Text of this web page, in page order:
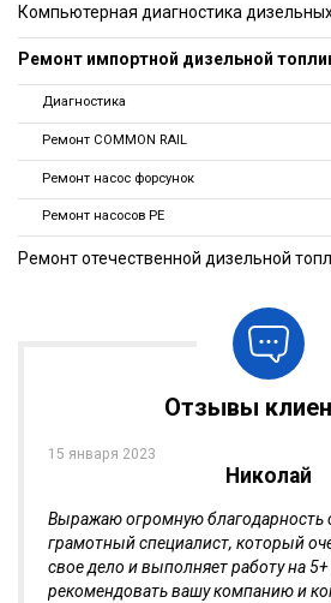
Консультация
Контакты
Воронежская обл.,
ул. Ростовская д. 2Б
+7 (473) 200-05-43
Компьютерная диагностика
Ремонт импортной дизельной
Диагностика
Ремонт COMMON RAIL
Ремонт насос форсунок
Ремонт насосов PE
Ремонт отечественной дизельной
Отзывы
15 января 2023
Николай
Выражаю огромную благодарность
грамотный специалист, который
свое дело и выполняет работу на 5+
рекомендовать вашу компанию и